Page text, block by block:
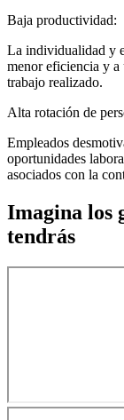
Baja productividad:
La individualidad y
menor eficiencia y
trabajo realizado.
Alta rotación de
Empleados
oportunidades
asociados con la
Imagina los
tendrás